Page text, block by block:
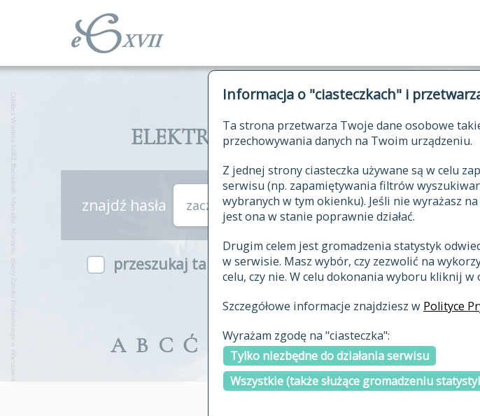
Informacja o "ciasteczkach" i
Ta strona przetwarza Twoje dane osobowe
przechowywania danych na Twoim urządzeniu.
Z jednej strony ciasteczka używane są w celu
serwisu (np. zapamiętywania filtrów
wybranych w tym okienku). Jeśli nie wyrażasz
jest ona w stanie poprawnie działać.
Drugim celem jest gromadzenia statystyk
w serwisie. Masz wybór, czy zezwolić na
celu, czy nie. W celu dokonania wyboru kliknij
Szczegółowe informacje znajdziesz w Polityce
Wyrażam zgodę na "ciasteczka":
Tylko niezbędne do działania serwisu
Wszystkie (także służące gromadzeniu
ELEKTRONICZNY SŁOWNIK
znajdź hasła zaczynające się od
przeszukaj także hasła w indeksie
A B C Ć E F G H I J K L Ł M